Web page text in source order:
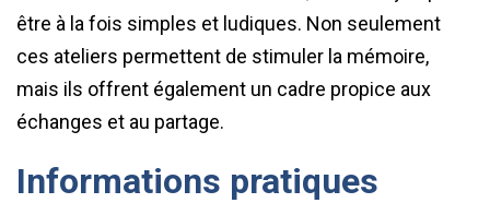
être à la fois simples et ludiques. Non seulement
ces ateliers permettent de stimuler la mémoire,
mais ils offrent également un cadre propice aux
échanges et au partage.
Informations pratiques